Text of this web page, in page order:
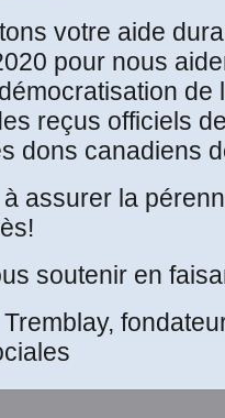
votre aide
pour nous
reçus officiels
dons canadiens
assurer la
soutenir en